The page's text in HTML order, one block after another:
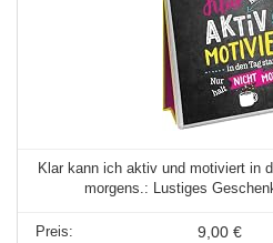
Klar kann ich aktiv und motiviert in
morgens.: Lustiges
9,00 €